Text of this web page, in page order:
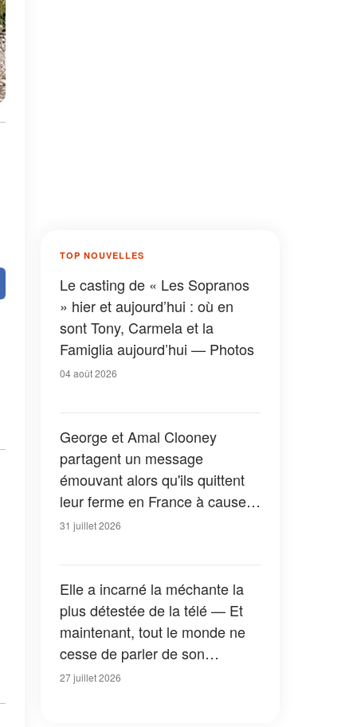
TOP NOUVELLES
Le casting de « Les Sopranos
» hier et aujourd’hui : où en
sont Tony, Carmela et la
Famiglia aujourd’hui — Photos
04 août 2026
George et Amal Clooney
partagent un message
émouvant alors qu'ils quittent
leur ferme en France à cause
des feux de forêt — Tous les
31 juillet 2026
Elle a incarné la méchante la
plus détestée de la télé — Et
maintenant, tout le monde ne
cesse de parler de son
apparition dans la nouvelle
27 juillet 2026